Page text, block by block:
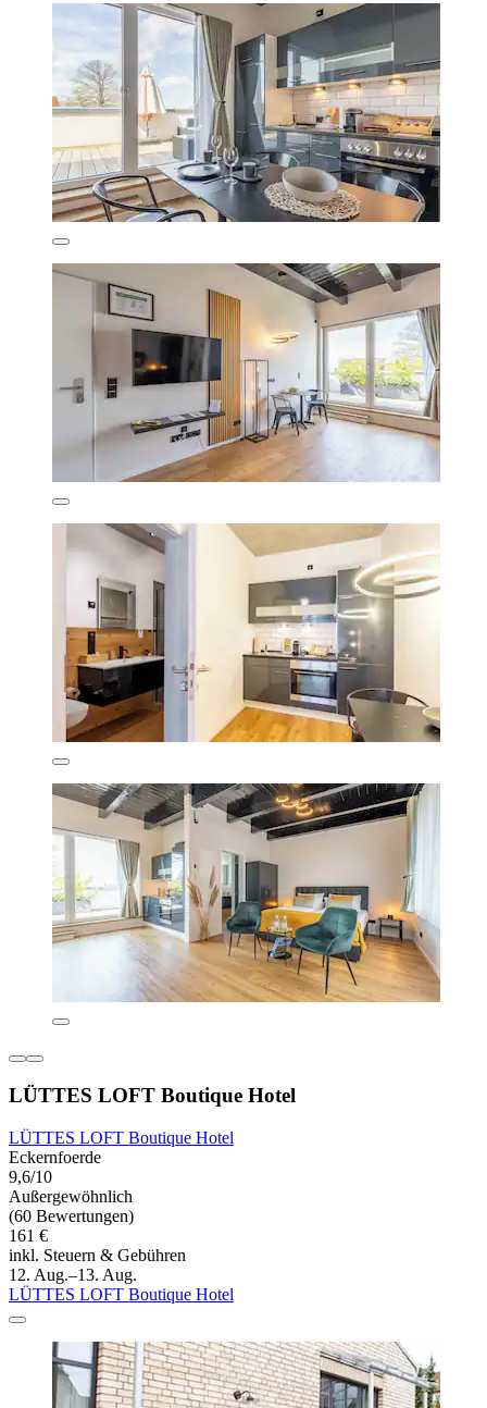
LÜTTES LOFT Boutique Hotel
LÜTTES LOFT Boutique Hotel
Eckernfoerde
9,6/10
Außergewöhnlich
(60 Bewertungen)
161 €
inkl. Steuern & Gebühren
12. Aug.–13. Aug.
LÜTTES LOFT Boutique Hotel